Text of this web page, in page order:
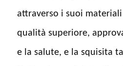
attraverso i suoi materiali
qualità superiore,
e la salute, e la squisita